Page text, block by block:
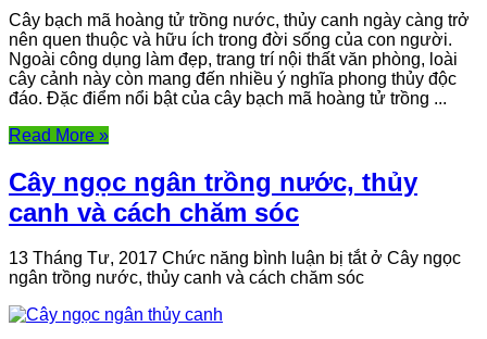
Cây bạch mã hoàng tử trồng nước, thủy canh ngày càng trở
nên quen thuộc và hữu ích trong đời sống của con người.
Ngoài công dụng làm đẹp, trang trí nội thất văn phòng, loài
cây cảnh này còn mang đến nhiều ý nghĩa phong thủy độc
đáo. Đặc điểm nổi bật của cây bạch mã hoàng tử trồng ...
Read More »
Cây ngọc ngân trồng nước, thủy
canh và cách chăm sóc
13 Tháng Tư, 2017 Chức năng bình luận bị tắtở Cây ngọc
ngân trồng nước, thủy canh và cách chăm sóc